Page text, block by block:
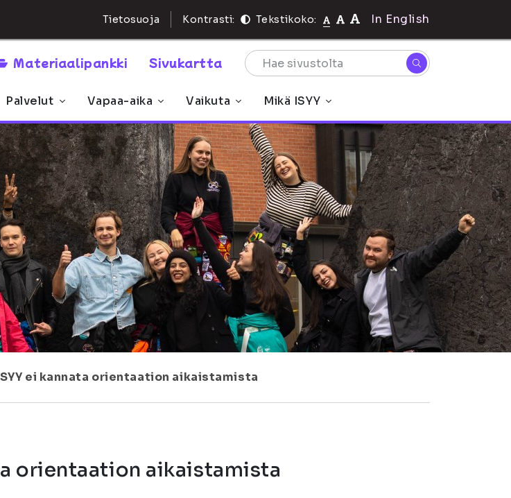
Tietosuoja Kontrasti: Tekstikoko: In English
Materiaalipankki Sivukartta
Palvelut Vapaa-aika Vaikuta Mikä ISYY
ei kannata orientaation aikaistamista
orientaation aikaistamista